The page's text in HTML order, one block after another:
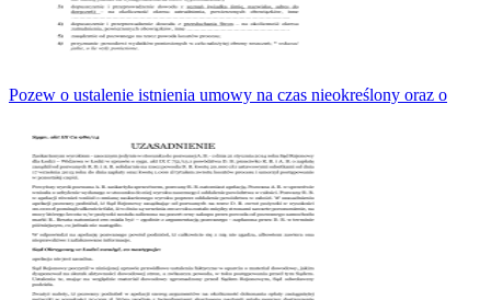
Pozew o ustalenie istnienia umowy na czas nieokreślony oraz o